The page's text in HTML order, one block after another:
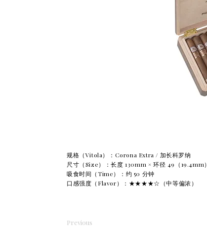
规格（Vitola）：Corona Extra / 加长科罗纳
尺寸（Size）：长度 130mm × 环径 49（19.4mm）
吸食时间（Time）：约 50 分钟
口感强度（Flavor）：★★★★☆（中等偏浓）
Previous